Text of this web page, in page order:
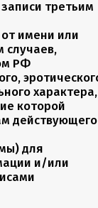
третьим
имени или
случаев,
РФ
которой
действующего
для
и/или